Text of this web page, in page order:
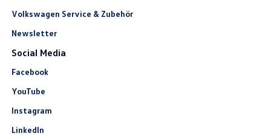
Volkswagen Service & Zubehör
Newsletter
Social Media
Facebook
YouTube
Instagram
LinkedIn